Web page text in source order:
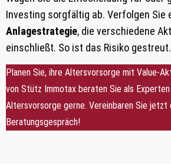
Investing sorgfältig ab. Verfolgen Sie
Anlagestrategie, die verschiedene
einschließt. So ist das Risiko gestreut.
Planen Sie, ihre Altersvorsorge mit Value-
von Stütz Immotax beraten Sie als
Altersvorsorge gerne. Vereinbaren Sie jetzt
Beratungsgespräch!